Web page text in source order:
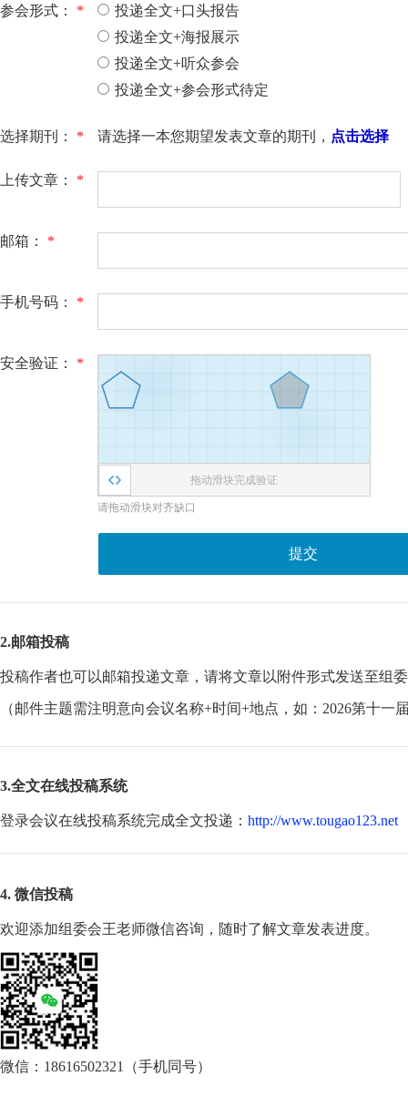
参会形式： *
投递全文+口头报告
投递全文+海报展示
投递全文+听众参会
投递全文+参会形式待定
选择期刊： * 请选择一本您期望发表文章的期刊， 点击选择
上传文章： *
邮箱： *
手机号码： *
安全验证： *
拖动滑块完成验证
请拖动滑块对齐缺口
提交
2.邮箱投稿
投稿作者也可以邮箱投递文章，请将文章以附件形式发送至组
（邮件主题需注明意向会议名称+时间+地点，如：2026第十
3.全文在线投稿系统
登录会议在线投稿系统完成全文投递： http://www.tougao123.net
4. 微信投稿
欢迎添加组委会王老师微信咨询，随时了解文章发表进度。
微信：18616502321（手机同号）